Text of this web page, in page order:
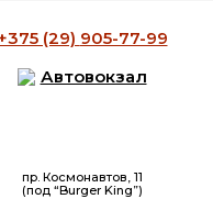
(29) 905-77-99
Автовокзал
пр. Космонавтов, 11
(под “Burger King”)